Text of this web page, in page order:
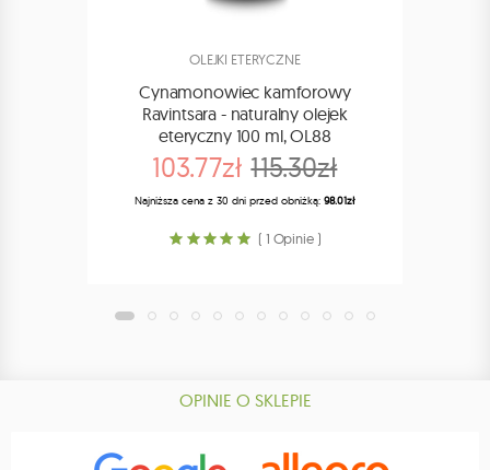
OLEJKI ETERYCZNE
Cynamonowiec kamforowy
Ravintsara - naturalny olejek
eteryczny 100 ml, OL88
103.77zł 115.30zł
Najniższa cena z 30 dni przed obniżką: 98.01zł
( 1 Opinie )
OPINIE O SKLEPIE